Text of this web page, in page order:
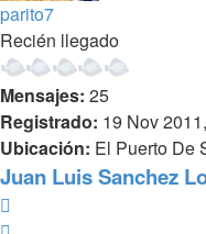
parito7
Recién llegado
Mensajes: 25
Registrado: 19 Nov
Ubicación: El Puerto De
Juan Luis Sanchez